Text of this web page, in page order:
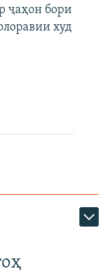
ҷаҳон бори
худ